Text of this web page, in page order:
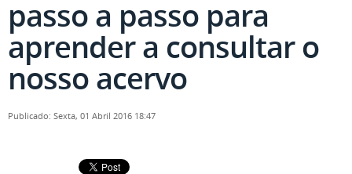
passo a passo para
aprender a consultar o
nosso acervo
Publicado: Sexta, 01 Abril 2016 18:47